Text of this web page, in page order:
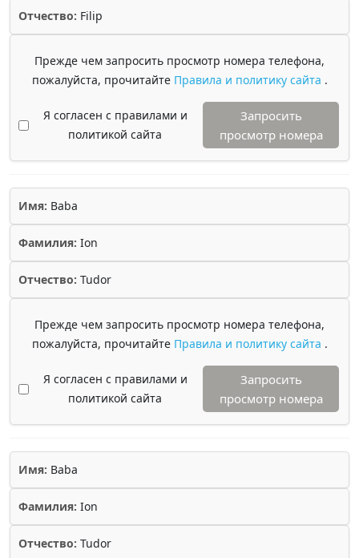
Отчество: Filip
Прежде чем запросить просмотр номера телефона,
пожалуйста, прочитайте Правила и политику сайта .
Я согласен с правилами и
политикой сайта
Запросить
просмотр номера
Имя: Baba
Фамилия: Ion
Отчество: Tudor
Прежде чем запросить просмотр номера телефона,
пожалуйста, прочитайте Правила и политику сайта .
Я согласен с правилами и
политикой сайта
Запросить
просмотр номера
Имя: Baba
Фамилия: Ion
Отчество: Tudor